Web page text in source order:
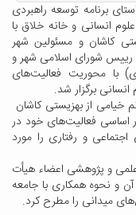
برنامه توسعه راهبردی
انسانی و خانه خلاق با
کاشان و مسئولین شهر
رییس شورای اسلامی شهر و
با محوریت فعالیت‌های
برگزار شد.
از بهزیستی کاشان
اساسی فعالیت‌های خود در
و رفتاری را مورد
و پژوهشی اعضاء هیأت
و نحوه همکاری با جامعه
میدانی را مطرح کرد.